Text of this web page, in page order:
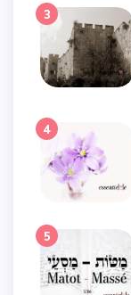
3
4
5